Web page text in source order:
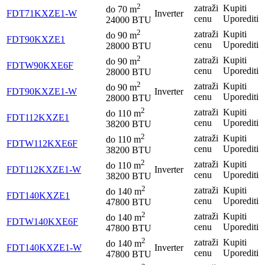
FDT71KXZE1-W do 70 m2
24000 BTU
Inverter
zatraži
cenu
Kupiti
Uporediti
FDT90KXZE1 do 90 m2
28000 BTU
zatraži
cenu
Kupiti
Uporediti
FDTW90KXE6F do 90 m2
28000 BTU
zatraži
cenu
Kupiti
Uporediti
FDT90KXZE1-W do 90 m2
28000 BTU
Inverter
zatraži
cenu
Kupiti
Uporediti
FDT112KXZE1 do 110 m2
38200 BTU
zatraži
cenu
Kupiti
Uporediti
FDTW112KXE6F do 110 m2
38200 BTU
zatraži
cenu
Kupiti
Uporediti
FDT112KXZE1-W do 110 m2
38200 BTU
Inverter
zatraži
cenu
Kupiti
Uporediti
FDT140KXZE1 do 140 m2
47800 BTU
zatraži
cenu
Kupiti
Uporediti
FDTW140KXE6F do 140 m2
47800 BTU
zatraži
cenu
Kupiti
Uporediti
FDT140KXZE1-W do 140 m2
47800 BTU
Inverter
zatraži
cenu
Kupiti
Uporediti